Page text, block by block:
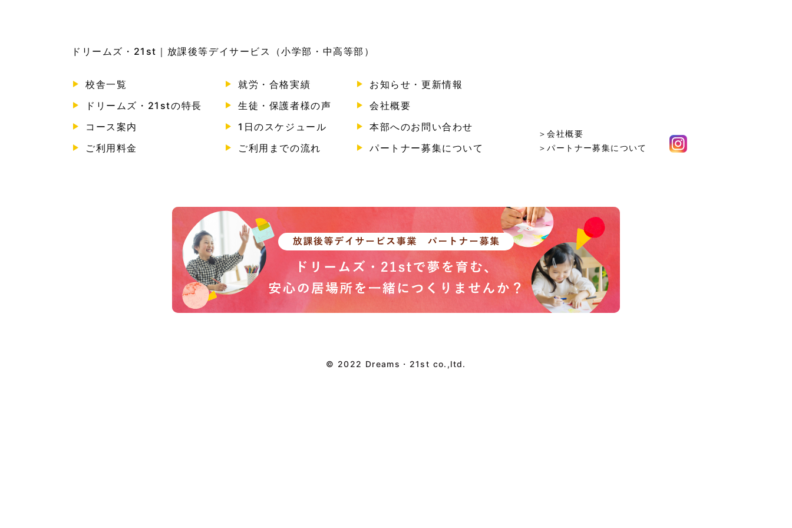
ドリームズ・21st｜放課後等デイサービス（小学部・中高等部）
校舎一覧
ドリームズ・21stの特長
コース案内
ご利用料金
就労・合格実績
生徒・保護者様の声
1日のスケジュール
ご利用までの流れ
お知らせ・更新情報
会社概要
本部へのお問い合わせ
パートナー募集について
＞会社概要
＞パートナー募集について
© 2022 Dreams・21st co.,ltd.